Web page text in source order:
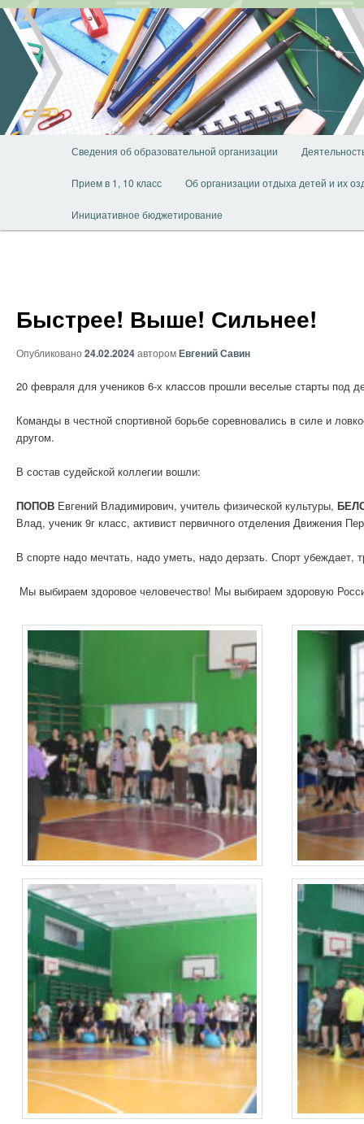
Перейти
основному
содержимому
Сведения об образовательной организации
Прием в 1, 10 класс Об организации отдыха детей и их
Инициативное бюджетирование
Быстрее! Выше! Сильнее!
Опубликовано 24.02.2024авторомЕвгений Савин
20 февраля для учеников 6-х классов прошли веселые старты под
Команды в честной спортивной борьбе соревновались в силе и
другом.
В состав судейской коллегии вошли:
ПОПОВ Евгений Владимирович, учитель физической культуры,
Влад, ученик 9г класс, активист первичного отделения Движения
В спорте надо мечтать, надо уметь, надо дерзать. Спорт убеждает,
Мы выбираем здоровое человечество! Мы выбираем здоровую